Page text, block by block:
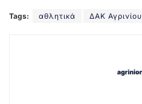
Tags: αθλητικά ΔΑΚ Αγρινίου